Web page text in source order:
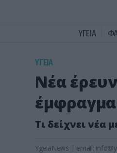
ΥΓΕΙΑ
ΥΓΕΙΑ
Νέα
Τι δείχνει νέα
YgeiaNews | email: